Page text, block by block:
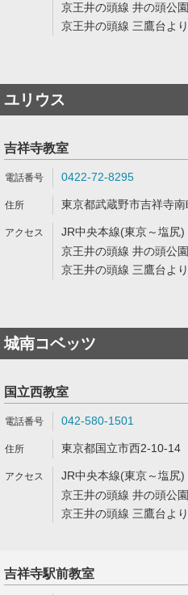
京王井の頭線 井の頭公
京王井の頭線 三鷹台よ
ユリウス
吉祥寺教室
0422-72-8295
東京都武蔵野市吉祥寺
JR中央本線(東京～塩尻
京王井の頭線 井の頭公
京王井の頭線 三鷹台よ
城南コベッツ
国立西教室
042-580-1501
東京都国立市西2-10-14
JR中央本線(東京～塩尻
京王井の頭線 井の頭公
京王井の頭線 三鷹台よ
吉祥寺駅前教室